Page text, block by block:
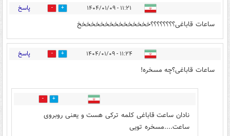
۱۱:۲۱ - ۱۴۰۴/۰۱/۰۹ 0 پاسخ
ساعات قاباغی؟؟؟؟؟؟؟؟خخخخخخخخخخخخخخخخ
۱۱:۲۴ - ۱۴۰۴/۰۱/۰۹ 0 پاسخ
ساعات قاباغی؟چه مسخره!
2
نادان ساعت قاباغی کلمه ترکی هست و یعنی روبروی
ساعت....مسخره تویی